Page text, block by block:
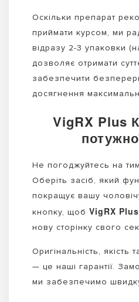
Оскільки препарат
приймати курсом, ми
відразу 2-3 упаковки
дозволяє отримати
забезпечити
досягнення
VigRX Plus
Не погоджуйтесь на
Оберіть засіб, який
покращує вашу
кнопку, щоб VigRX
нову сторінку свого
Оригінальність, якість
— це наші гарантії.
ми забезпечимо